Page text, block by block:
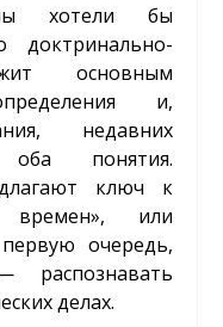
хотели бы
доктринально-
основным
и,
недавних
понятия.
ключ к
времен», или
очередь,
распознавать
делах.